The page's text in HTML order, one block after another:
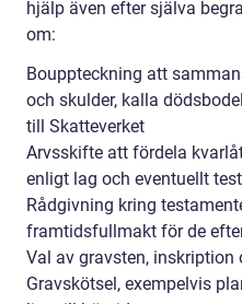
hjälp även efter själva
om:
Bouppteckning att
och skulder, kalla
till Skatteverket
Arvsskifte att fördela
enligt lag och eventuellt
Rådgivning kring
framtidsfullmakt för de
Val av gravsten,
Gravskötsel, exempelvis